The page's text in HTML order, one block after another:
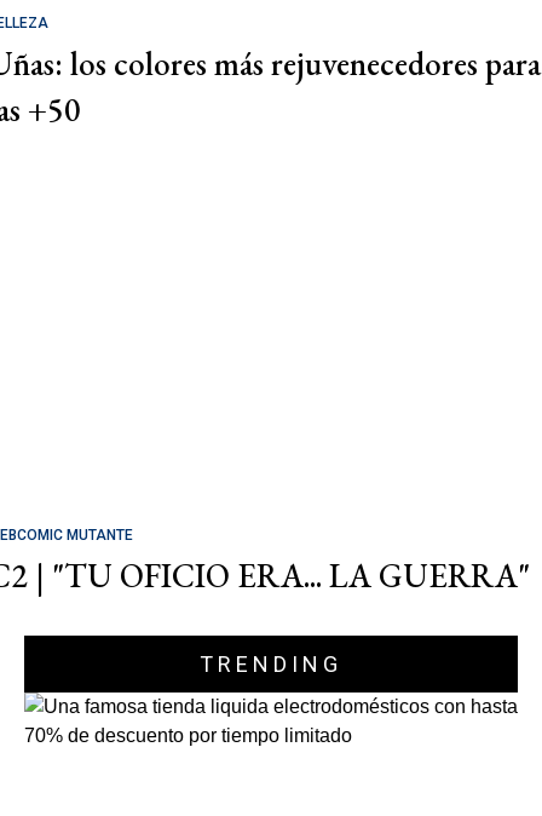
los colores más rejuvenecedores para
+50
MUTANTE
| "TU OFICIO ERA... LA GUERRA"
TRENDING